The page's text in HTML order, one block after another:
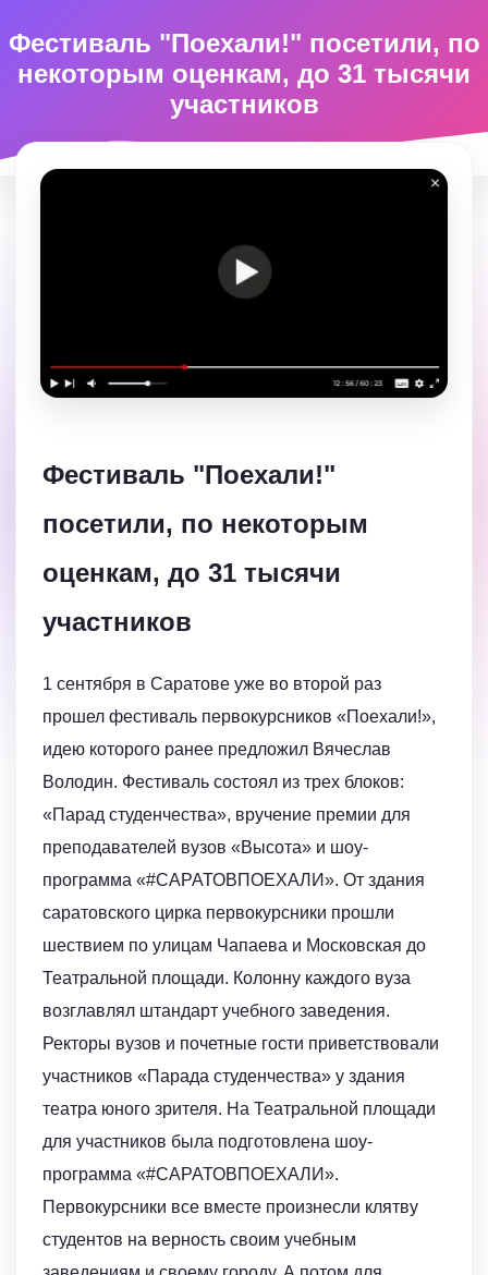
Фестиваль "Поехали!" посетили, по
некоторым оценкам, до 31 тысячи
участников
Фестиваль "Поехали!"
посетили, по некоторым
оценкам, до 31 тысячи
участников
1 сентября в Саратове уже во второй раз
прошел фестиваль первокурсников «Поехали!»,
идею которого ранее предложил Вячеслав
Володин. Фестиваль состоял из трех блоков:
«Парад студенчества», вручение премии для
преподавателей вузов «Высота» и шоу-
программа «#САРАТОВПОЕХАЛИ». От здания
саратовского цирка первокурсники прошли
шествием по улицам Чапаева и Московская до
Театральной площади. Колонну каждого вуза
возглавлял штандарт учебного заведения.
Ректоры вузов и почетные гости приветствовали
участников «Парада студенчества» у здания
театра юного зрителя. На Театральной площади
для участников была подготовлена шоу-
программа «#САРАТОВПОЕХАЛИ».
Первокурсники все вместе произнесли клятву
студентов на верность своим учебным